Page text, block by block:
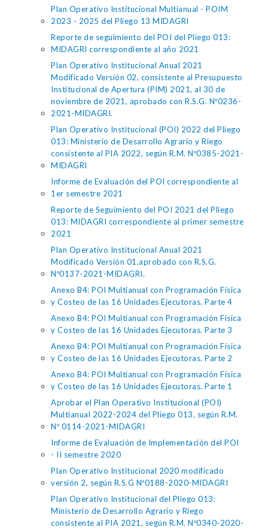
Plan Operativo Institucional Multianual - POIM
2023 - 2025 del Pliego 13 MIDAGRI
Reporte de seguimiento del POI del Pliego 013:
MIDAGRI correspondiente al año 2021
Plan Operativo Institucional Anual 2021
Modificado Versión 02, consistente al Presupuesto
Institucional de Apertura (PIM) 2021, al 30 de
noviembre de 2021, aprobado con R.S.G. Nº0236-
2021-MIDAGRI.
Plan Operativo Institucional (POI) 2022 del Pliego
013: Ministerio de Desarrollo Agrario y Riego
consistente al PIA 2022, según R.M. Nº0385-2021-
MIDAGRI
Informe de Evaluación del POI correspondiente al
1er semestre 2021
Reporte de Seguimiento del POI 2021 del Pliego
013: MIDAGRI correspondiente al primer semestre
2021
Plan Operativo Institucional Anual 2021
Modificado Versión 01,aprobado con R.S.G.
Nº0137-2021-MIDAGRI.
Anexo B4: POI Multianual con Programación Física
y Costeo de las 16 Unidades Ejecutoras. Parte 4
Anexo B4: POI Multianual con Programación Física
y Costeo de las 16 Unidades Ejecutoras. Parte 3
Anexo B4: POI Multianual con Programación Física
y Costeo de las 16 Unidades Ejecutoras. Parte 2
Anexo B4: POI Multianual con Programación Física
y Costeo de las 16 Unidades Ejecutoras. Parte 1
Aprobar el Plan Operativo Institucional (POI)
Multianual 2022-2024 del Pliego 013, según R.M.
Nº 0114-2021-MIDAGRI
Informe de Evaluación de Implementación del POI
- II semestre 2020
Plan Operativo Institucional 2020 modificado
versión 2, según R.S.G Nº0188-2020-MIDAGRI
Plan Operativo Institucional del Pliego 013:
Ministerio de Desarrollo Agrario y Riego
consistente al PIA 2021, según R.M. Nº0340-2020-